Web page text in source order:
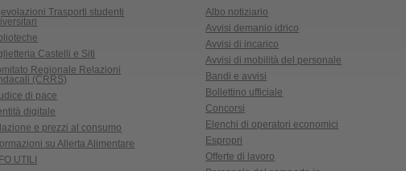
Trasporti studenti
Castelli e Siti
Regionale Relazioni
(CRRS)
di pace
digitale
e prezzi al consumo
su Allerta Alimentare
UTILI
Albo notiziario
Avvisi demanio idrico
Avvisi di incarico
Avvisi di mobilità del personale
Bandi e avvisi
Bollettino ufficiale
Concorsi
Elenchi di operatori economici
Espropri
Offerte di lavoro